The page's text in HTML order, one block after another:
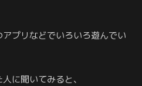
プリなどでいろいろ遊んでい
に聞いてみると、